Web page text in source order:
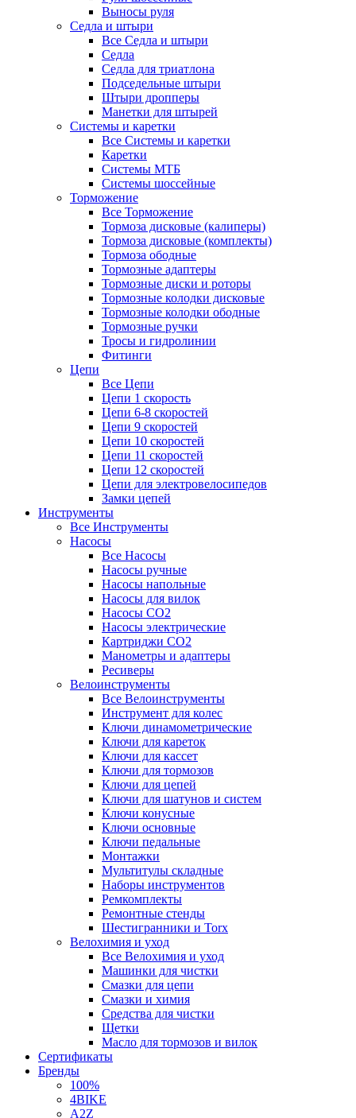
Выносы руля
Седла и штыри
Все Седла и штыри
Седла
Седла для триатлона
Подседельные штыри
Штыри дропперы
Манетки для штырей
Системы и каретки
Все Системы и каретки
Каретки
Системы МТБ
Системы шоссейные
Торможение
Все Торможение
Тормоза дисковые (калиперы)
Тормоза дисковые (комплекты)
Тормоза ободные
Тормозные адаптеры
Тормозные диски и роторы
Тормозные колодки дисковые
Тормозные колодки ободные
Тормозные ручки
Тросы и гидролинии
Фитинги
Цепи
Все Цепи
Цепи 1 скорость
Цепи 6-8 скоростей
Цепи 9 скоростей
Цепи 10 скоростей
Цепи 11 скоростей
Цепи 12 скоростей
Цепи для электровелосипедов
Замки цепей
Инструменты
Все Инструменты
Насосы
Все Насосы
Насосы ручные
Насосы напольные
Насосы для вилок
Насосы CO2
Насосы электрические
Картриджи CO2
Манометры и адаптеры
Ресиверы
Велоинструменты
Все Велоинструменты
Инструмент для колес
Ключи динамометрические
Ключи для кареток
Ключи для кассет
Ключи для тормозов
Ключи для цепей
Ключи для шатунов и систем
Ключи конусные
Ключи основные
Ключи педальные
Монтажки
Мультитулы складные
Наборы инструментов
Ремкомплекты
Ремонтные стенды
Шестигранники и Torx
Велохимия и уход
Все Велохимия и уход
Машинки для чистки
Смазки для цепи
Смазки и химия
Средства для чистки
Щетки
Масло для тормозов и вилок
Сертификаты
Бренды
100%
4BIKE
A2Z